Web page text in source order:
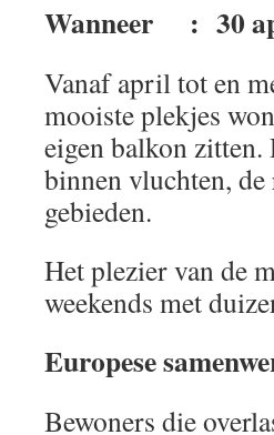
Wanneer : 30
Vanaf april tot en
mooiste plekjes
eigen balkon zitten.
binnen vluchten,
gebieden.
Het plezier van de
weekends met
Europese
Bewoners die